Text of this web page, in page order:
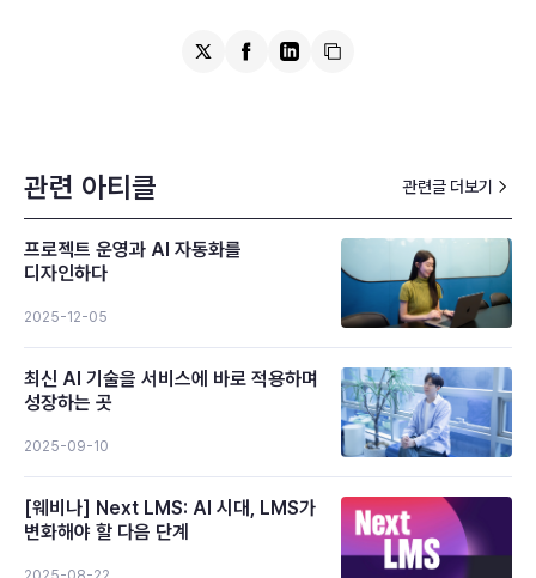
관련 아티클 관련글 더보기
프로젝트 운영과 AI 자동화를
디자인하다
2025-12-05
최신 AI 기술을 서비스에 바로 적용하며
성장하는 곳
2025-09-10
[웨비나] Next LMS: AI 시대, LMS가
변화해야 할 다음 단계